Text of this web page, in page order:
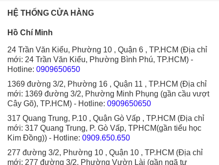
HỆ THỐNG CỬA HÀNG
Hồ Chí Minh
24 Trần Văn Kiểu, Phường 10 , Quận 6 , TP.HCM (Địa chỉ
mới: 24 Trần Văn Kiểu, Phường Bình Phú, TP.HCM) -
Hotline: 0909650650
1369 đường 3/2, Phường 16 , Quận 11 , TP.HCM (Địa chỉ
mới: 1369 đường 3/2, Phường Minh Phụng (gần cầu vượt
Cây Gõ), TP.HCM) - Hotline: 0909650650
317 Quang Trung, P.10 , Quận Gò Vấp , TP.HCM (Địa chỉ
mới: 317 Quang Trung, P. Gò Vấp, TPHCM(gần tiểu học
Kim Đồng)) - Hotline: 0909.650.650
277 đường 3/2, Phường 10 , Quận 10 , TP.HCM (Địa chỉ
mới: 277 đường 3/2, Phường Vườn Lài (gần ngã tư